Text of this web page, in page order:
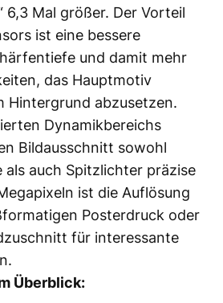
6,3 Mal größer. Der Vorteil
ist eine bessere
und damit mehr
das Hauptmotiv
Hintergrund abzusetzen.
Dynamikbereichs
Bildausschnitt sowohl
als auch Spitzlichter präzise
ist die Auflösung
Posterdruck oder
für interessante
Überblick: